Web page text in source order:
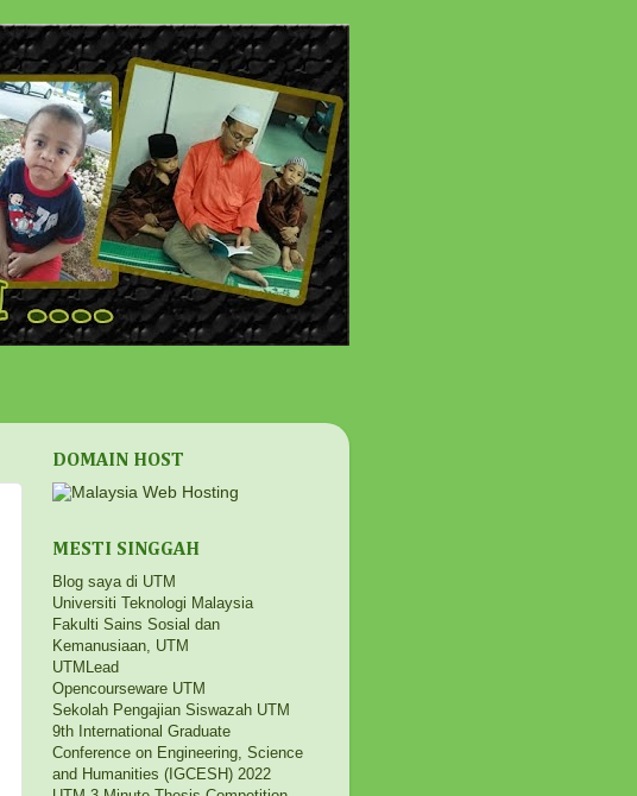
DOMAIN HOST
MESTI SINGGAH
Blog saya di UTM
Universiti Teknologi Malaysia
Fakulti Sains Sosial dan
Kemanusiaan, UTM
UTMLead
Opencourseware UTM
Sekolah Pengajian Siswazah UTM
9th International Graduate
Conference on Engineering, Science
and Humanities (IGCESH) 2022